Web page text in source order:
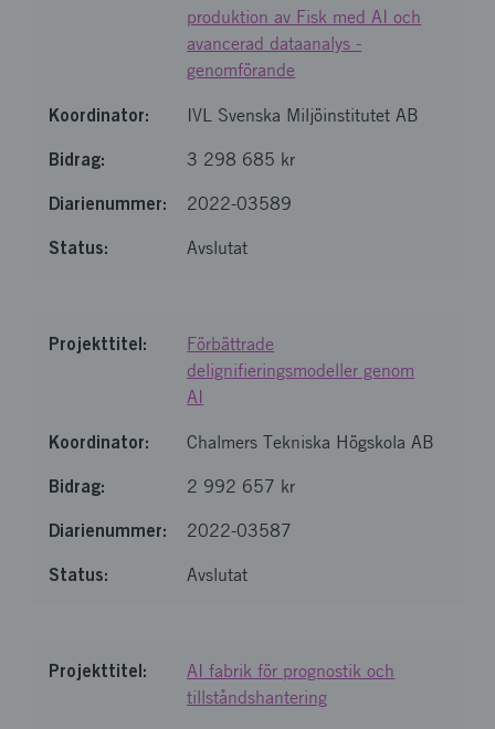
produktion av Fisk med AI och
avancerad dataanalys -
genomförande
IVL Svenska Miljöinstitutet AB
3 298 685 kr
2022-03589
Avslutat
Förbättrade
delignifieringsmodeller genom
AI
Chalmers Tekniska Högskola AB
2 992 657 kr
2022-03587
Avslutat
AI fabrik för prognostik och
tillståndshantering